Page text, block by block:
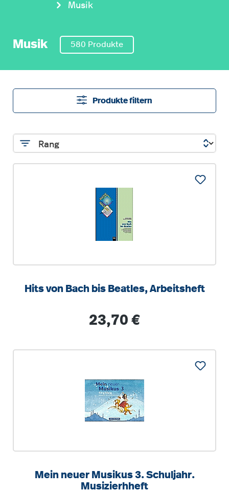
Musik
Musik 580 Produkte
Produkte filtern
Hits von Bach bis Beatles, Arbeitsheft
Regulärer Preis:
23,70 €
Mein neuer Musikus 3. Schuljahr.
Musizierhheft